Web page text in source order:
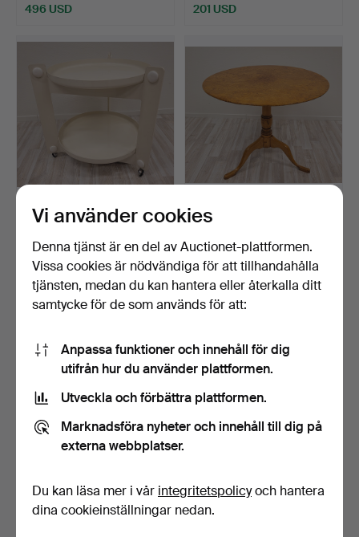
496 USD 201 USD
LUIGI MASSONI. Brickbord,
Guzzini, 1970/19…
Klubbades 15 mar 2024
5 bud
106 USD
CARL HOLLST. Fällbord,
Alrotsfanér. Eskils…
Klubbades 15 mar 2024
13 bud
169 USD
Satsbord 2 delar, AB J…
Klubbades 15 mar 2024
Matbord, JOC Möbel AB,…
Klubbades 15 mar 2024
Vi använder cookies
Denna tjänst är en del av Auctionet-plattformen.
Vissa cookies är nödvändiga för att tillhandahålla
tjänsten, medan du kan hantera eller återkalla ditt
samtycke för de som används för att:
Anpassa funktioner och innehåll för dig
utifrån hur du använder plattformen.
Utveckla och förbättra plattformen.
Marknadsföra nyheter och innehåll till dig på
externa webbplatser.
Du kan läsa mer i vår integritetspolicyoch hantera
dina cookieinställningar nedan.